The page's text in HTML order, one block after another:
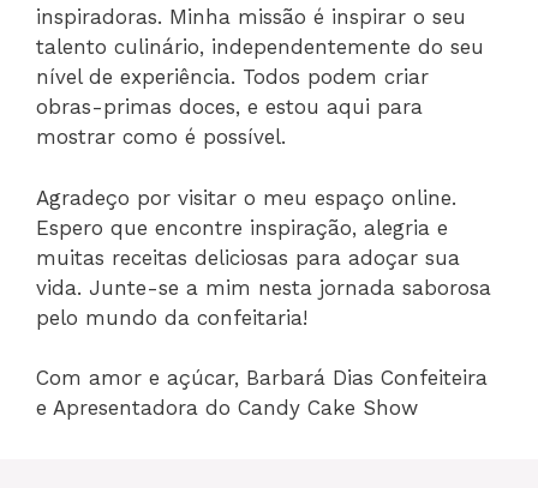
inspiradoras. Minha missão é inspirar o seu
talento culinário, independentemente do seu
nível de experiência. Todos podem criar
obras-primas doces, e estou aqui para
mostrar como é possível.
Agradeço por visitar o meu espaço online.
Espero que encontre inspiração, alegria e
muitas receitas deliciosas para adoçar sua
vida. Junte-se a mim nesta jornada saborosa
pelo mundo da confeitaria!
Com amor e açúcar, Barbará Dias Confeiteira
e Apresentadora do Candy Cake Show